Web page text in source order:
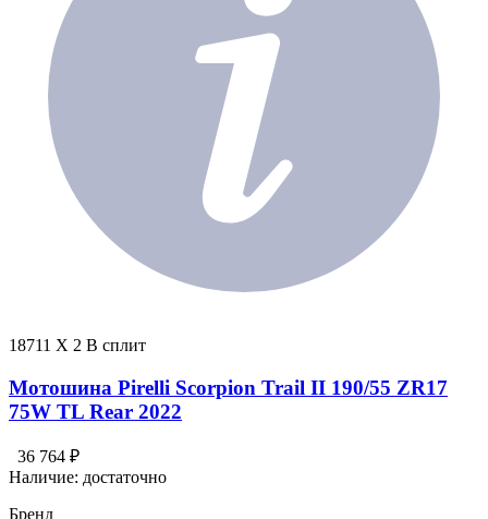
18711 X 2 В сплит
Мотошина Pirelli Scorpion Trail II 190/55 ZR17
75W TL Rear 2022
36 764 ₽
Наличие: достаточно
Бренд